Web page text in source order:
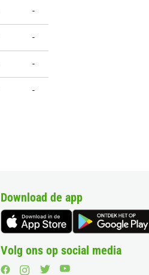
-
-
-
-
Download de app
Volg ons op social media